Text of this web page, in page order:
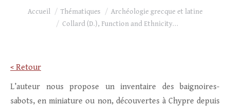
Vous êtes ici :
Accueil Thématiques
Archéologie grecque et latine
Collard (D.), Function and Ethnicity…
< Retour
L’auteur nous propose un inventaire des baignoires-
sabots, en miniature ou non, découvertes à Chypre depuis